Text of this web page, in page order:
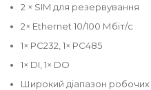
2 × SIM для резервування
2× Ethernet 10/100 Мбіт/с
1× РС232, 1× РС485
1× DI, 1× DO
Широкий діапазон